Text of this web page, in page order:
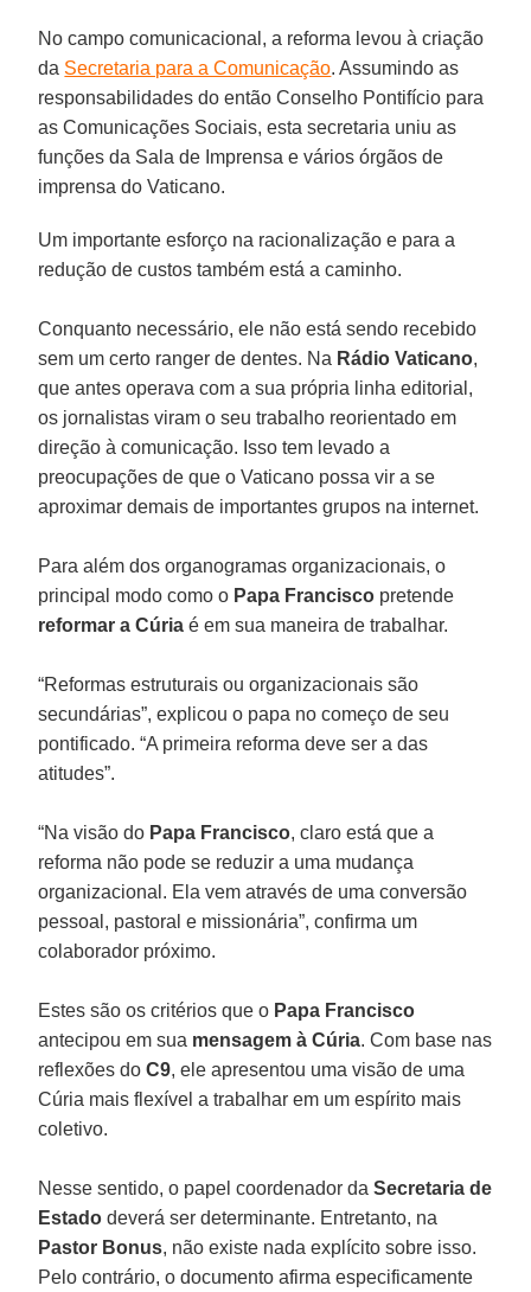
No campo comunicacional, a reforma levou à criação
da Secretaria para a Comunicação. Assumindo as
responsabilidades do então Conselho Pontifício para
as Comunicações Sociais, esta secretaria uniu as
funções da Sala de Imprensa e vários órgãos de
imprensa do Vaticano.
Um importante esforço na racionalização e para a
redução de custos também está a caminho.
Conquanto necessário, ele não está sendo recebido
sem um certo ranger de dentes. Na Rádio Vaticano,
que antes operava com a sua própria linha editorial,
os jornalistas viram o seu trabalho reorientado em
direção à comunicação. Isso tem levado a
preocupações de que o Vaticano possa vir a se
aproximar demais de importantes grupos na internet.
Para além dos organogramas organizacionais, o
principal modo como o Papa Francisco pretende
reformar a Cúria é em sua maneira de trabalhar.
“Reformas estruturais ou organizacionais são
secundárias”, explicou o papa no começo de seu
pontificado. “A primeira reforma deve ser a das
atitudes”.
“Na visão do Papa Francisco, claro está que a
reforma não pode se reduzir a uma mudança
organizacional. Ela vem através de uma conversão
pessoal, pastoral e missionária”, confirma um
colaborador próximo.
Estes são os critérios que o Papa Francisco
antecipou em sua mensagem à Cúria. Com base nas
reflexões doC9, ele apresentou uma visão de uma
Cúria mais flexível a trabalhar em um espírito mais
coletivo.
Nesse sentido, o papel coordenador daSecretaria de
Estado deverá ser determinante. Entretanto, na
Pastor Bonus, não existe nada explícito sobre isso.
Pelo contrário, o documento afirma especificamente